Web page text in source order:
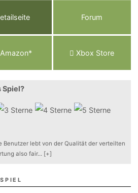
Forum
Amazon* Xbox Store
Spiel?
Benutzer lebt von der Qualität der verteilten
also fair... [+]